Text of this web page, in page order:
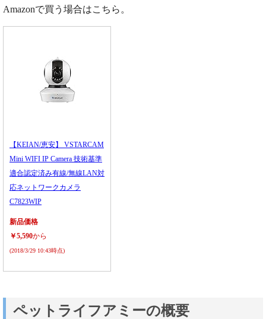
Amazonで買う場合はこちら。
【KEIAN/恵安】 VSTARCAM
Mini WIFI IP Camera 技術基準
適合認定済み有線/無線LAN対
応ネットワークカメラ
C7823WIP
新品価格
￥5,590から
(2018/3/29 10:43時点)
ペットライフアミーの概要